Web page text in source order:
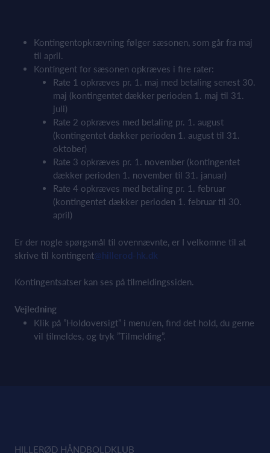
Kontingentopkrævning følger sæsonen, som går fra maj
til april.
Kontingent for sæsonen opkræves i fire rater:
Rate 1 opkræves pr. 1. maj med betaling senest 30.
maj (kontingentet dækker perioden 1. maj til 31.
juli)
Rate 2 opkræves med betaling pr. 1. august
(kontingentet dækker perioden 1. august til 31.
oktober)
Rate 3 opkræves pr. 1. november (kontingentet
dækker perioden 1. november til 31. januar)
Rate 4 opkræves med betaling pr. 1. februar
(kontingentet dækker perioden 1. februar til 30.
april)
Er der nogle spørgsmål til ovennævnte, er I velkomne til at
skrive til kontingent@hillerod-hk.dk
Kontingentsatser kan ses på tilmeldingssiden.
Vejledning
Klik på ”Holdoversigt” i menu'en, find det hold, du gerne
vil tilmeldes, og tryk ”Tilmelding”.
HILLERØD HÅNDBOLDKLUB